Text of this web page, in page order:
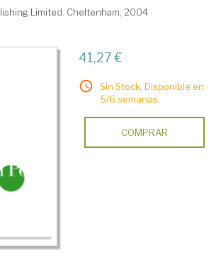
Limited. Cheltenham, 2004
41,27 €
Sin Stock. Disponible en
5/6 semanas.
COMPRAR